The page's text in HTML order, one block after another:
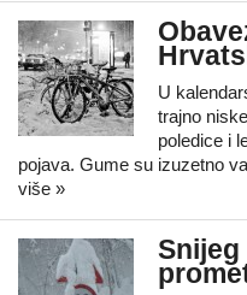
U
trajno
poledice i
pojava. Gume su izuzetno
više »
Snijeg